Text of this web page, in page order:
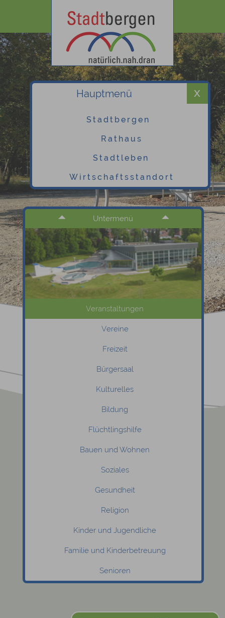
Hauptmenü
Stadtbergen
Rathaus
Stadtleben
Wirtschaftsstandort
Untermenü
Veranstaltungen
Vereine
Freizeit
Bürgersaal
Kulturelles
Bildung
Flüchtlingshilfe
Bauen und Wohnen
Soziales
Gesundheit
Religion
Kinder und Jugendliche
Familie und Kinderbetreuung
Senioren